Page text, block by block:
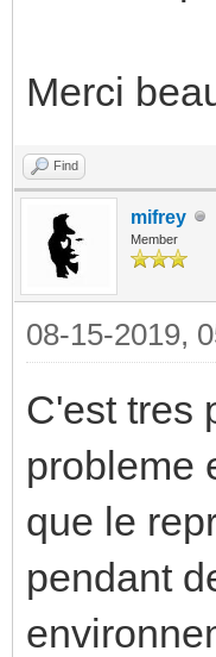
Merci
Find
mifrey
Member
08-15-2019,
C'est tres
probleme
que le
pendant